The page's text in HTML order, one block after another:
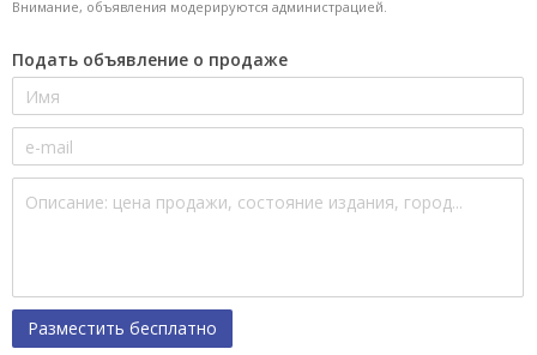
Внимание, объявления модерируются администрацией.
Подать объявление о продаже
Разместить бесплатно